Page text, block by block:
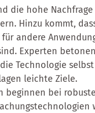
die hohe
Hinzu kommt,
andere
Experten
Technologie
leichte Ziele.
beginnen bei